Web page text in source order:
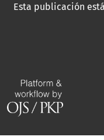
Esta publicación